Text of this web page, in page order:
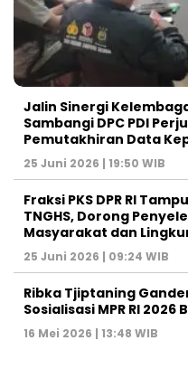
Jalin Sinergi
Sambangi DPC PDI
Pemutakhiran Data
25 Juni 2026 | 19:50 WIB
‎Fraksi PKS DPR RI
TNGHS, Dorong
Masyarakat dan
25 Juni 2026 | 09:24 WIB
Ribka Tjiptaning
Sosialisasi MPR RI
16 Mei 2026 | 13:48 WIB